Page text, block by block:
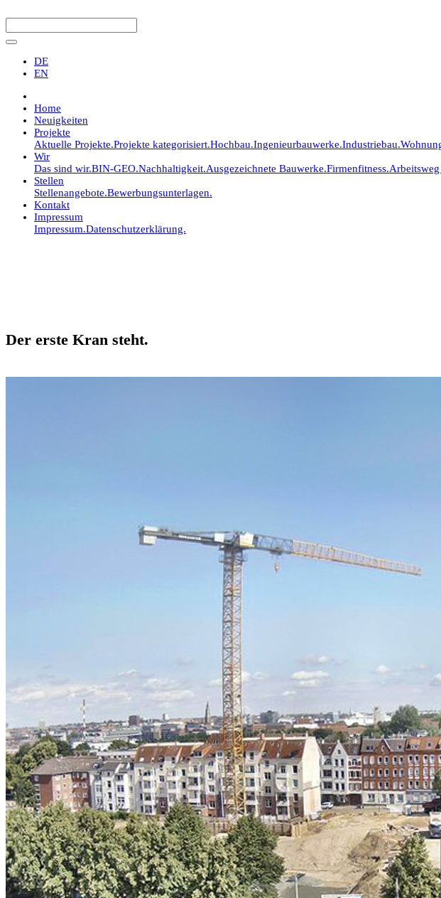
DE
EN
Home
Neuigkeiten
Projekte
Aktuelle Projekte.Projekte kategorisiert.Hochbau.Ingenieurbauwerke.Industriebau.
Wir
Das sind wir.BIN-GEO.Nachhaltigkeit.Ausgezeichnete Bauwerke.Firmenfitness.
Stellen
Stellenangebote.Bewerbungsunterlagen.
Kontakt
Impressum
Impressum.Datenschutzerklärung.
Der erste Kran steht.